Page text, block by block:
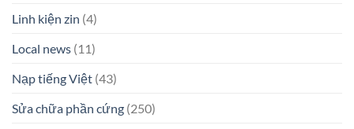
Linh kiện zin (4)
Local news (11)
Nạp tiếng Việt (43)
Sửa chữa phần cứng (250)